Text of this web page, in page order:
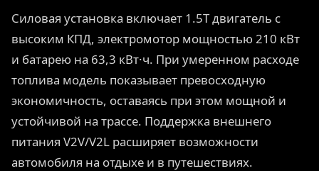
Силовая установка включает 1.5T двигатель с
высоким КПД, электромотор мощностью 210 кВт
и батарею на 63,3 кВт·ч. При умеренном расходе
топлива модель показывает превосходную
экономичность, оставаясь при этом мощной и
устойчивой на трассе. Поддержка внешнего
питания V2V/V2L расширяет возможности
автомобиля на отдыхе и в путешествиях.